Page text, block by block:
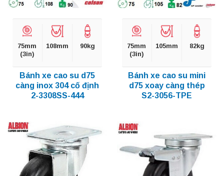
75mm
(3in)
108mm 90kg
Bánh xe cao su d75
càng inox 304 cố định
2-3308SS-444
75mm
(3in)
105mm 82kg
Bánh xe cao su mini
d75 xoay càng thép
S2-3056-TPE